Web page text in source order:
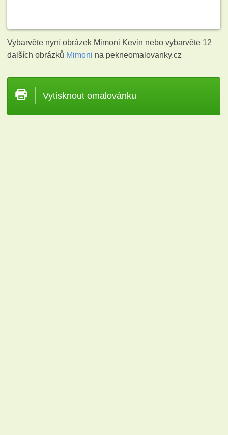
Vybarvěte nyní obrázek Mimoni Kevin nebo vybarvěte 12
dalších obrázků Mimoni na pekneomalovanky.cz
Vytisknout omalovánku